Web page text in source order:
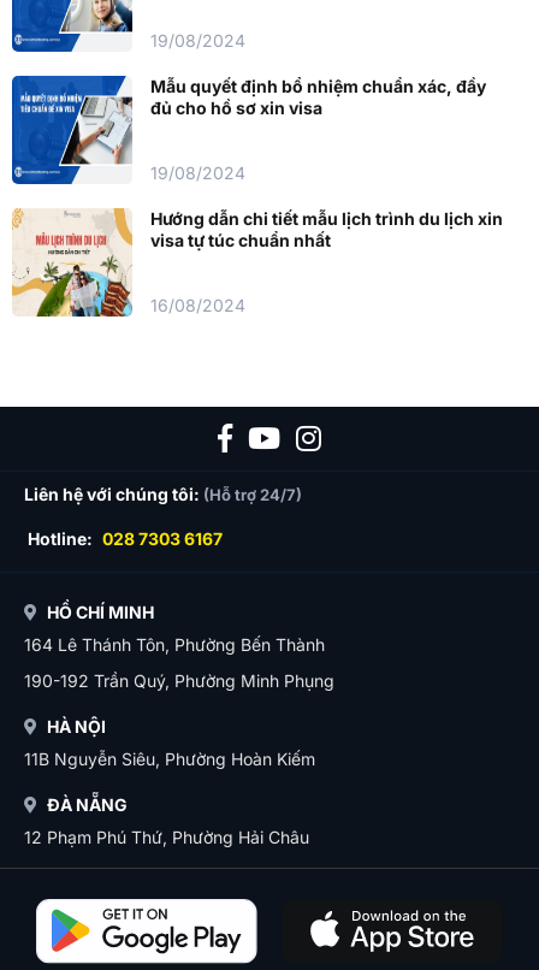
19/08/2024
Mẫu quyết định bổ nhiệm chuẩn xác, đầy
đủ cho hồ sơ xin visa
19/08/2024
Hướng dẫn chi tiết mẫu lịch trình du lịch xin
visa tự túc chuẩn nhất
16/08/2024
Liên hệ với chúng tôi: (Hỗ trợ 24/7)
Hotline: 028 7303 6167
HỒ CHÍ MINH
164 Lê Thánh Tôn, Phường Bến Thành
190-192 Trần Quý, Phường Minh Phụng
HÀ NỘI
11B Nguyễn Siêu, Phường Hoàn Kiếm
ĐÀ NẴNG
12 Phạm Phú Thứ, Phường Hải Châu